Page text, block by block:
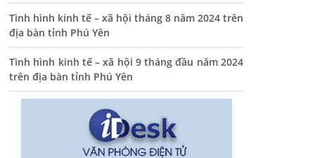
THÔNG BÁO Niêm yết danh mục dịch vụ công
trực tuyến toàn trình trên Hệ thống thông
tin giải quyết thủ tục hành chính tỉnh Phú
Yên
Quyết định công bố nhóm thủ tục hành
chính liên thông điện tử, khai sinh, cấp thẻ
bảo hiểm y tế trẻ em dưới 6 tuổi, đăng ký
Tình hình kinh tế – xã hội tháng 8 năm 2024 trên
địa bàn tỉnh Phú Yên
Tình hình kinh tế – xã hội 9 tháng đầu năm 2024
trên địa bàn tỉnh Phú Yên